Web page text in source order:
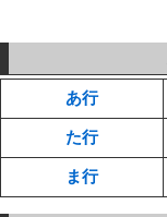
あ行
た行
ま行